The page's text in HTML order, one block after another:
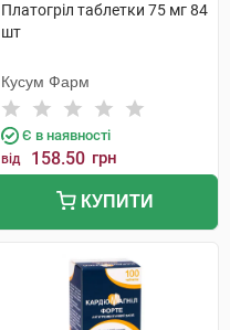
Платогріл таблетки 75 мг 84
шт
Кусум Фарм
Є в наявності
від 158.50 грн
КУПИТИ